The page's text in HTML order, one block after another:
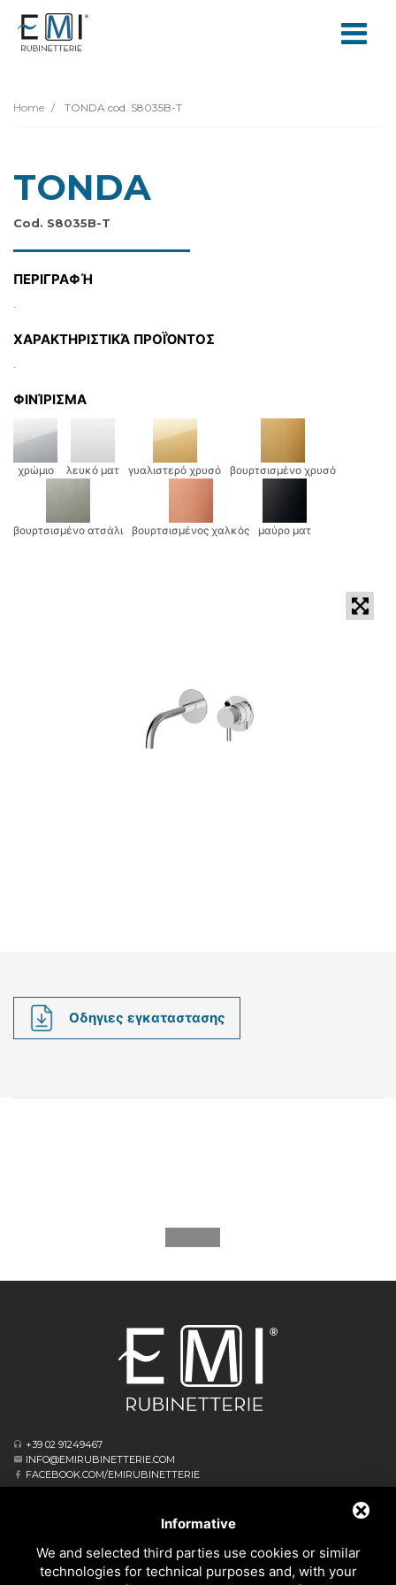
Home TONDA cod. S8035B-T
TONDA
Cod. S8035B-T
ΠΕΡΙΓΡΑΦΉ
ΧΑΡΑΚΤΗΡΙΣΤΙΚΆ ΠΡΟΪΌΝΤΟΣ
ΦΙΝΊΡΙΣΜΑ
χρώμιο λευκό ματ γυαλιστερό χρυσό βουρτσισμένο χρυσό
βουρτσισμένο ατσάλι βουρτσισμένος χαλκός μαύρο ματ
Οδηγιες εγκαταστασης
+39 02 91249467
INFO@EMIRUBINETTERIE.COM
FACEBOOK.COM/EMIRUBINETTERIE
20062 CASSANO D’ADDA MI - ITALIA
ΕΠΙΧΕΙΡΗΣΙΑΚΌ ΑΡΧΗΓΕΊΟ
VIA GIOVANNI FALCONE, 4
Informative
We and selected third parties use cookies or similar
technologies for technical purposes and, with your